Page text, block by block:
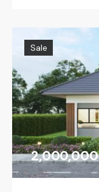
Sale
2,000,000